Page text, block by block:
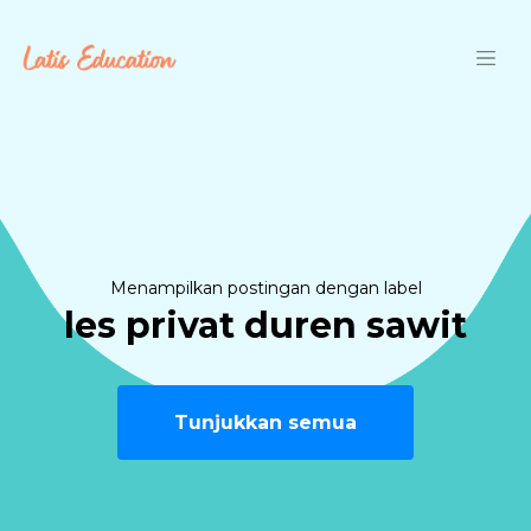
Menampilkan postingan dengan label
les privat duren sawit
Tunjukkan semua